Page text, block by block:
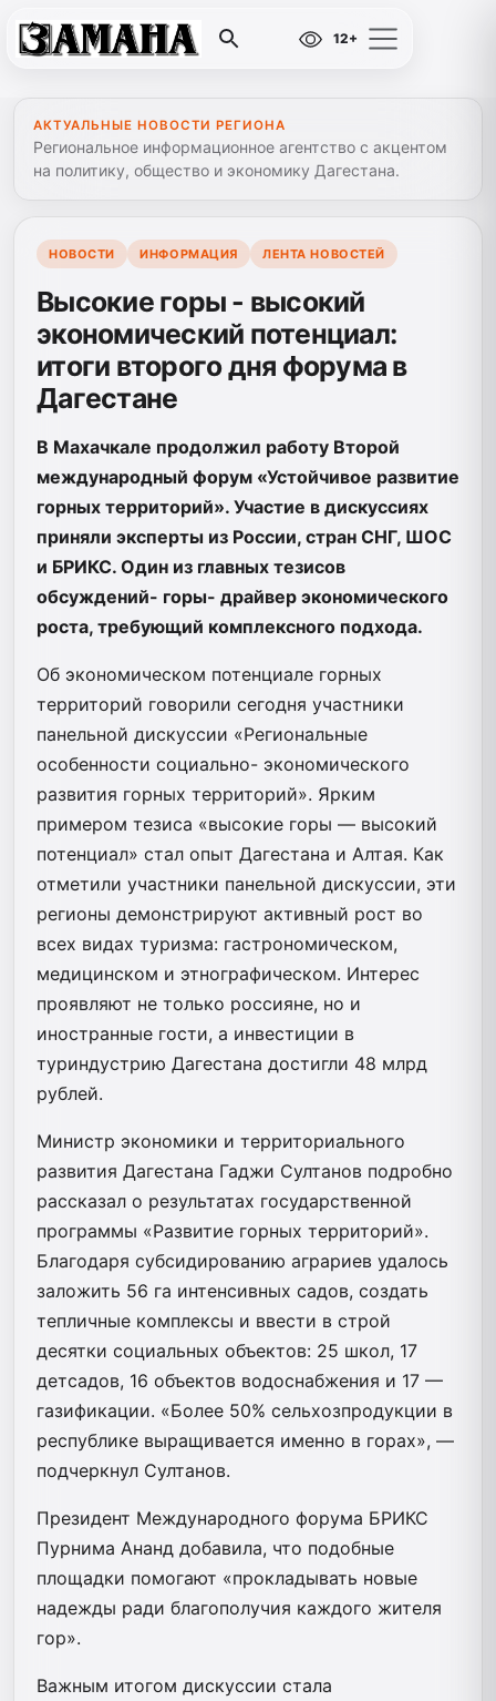
12+
АКТУАЛЬНЫЕ НОВОСТИ РЕГИОНА
Региональное информационное агентство с акцентом
на политику, общество и экономику Дагестана.
НОВОСТИ ИНФОРМАЦИЯ ЛЕНТА НОВОСТЕЙ
Высокие горы - высокий
экономический потенциал:
итоги второго дня форума в
Дагестане
В Махачкале продолжил работу Второй
международный форум «Устойчивое развитие
горных территорий». Участие в дискуссиях
приняли эксперты из России, стран СНГ, ШОС
и БРИКС. Один из главных тезисов
обсуждений- горы- драйвер экономического
роста, требующий комплексного подхода.
Об экономическом потенциале горных
территорий говорили сегодня участники
панельной дискуссии «Региональные
особенности социально- экономического
развития горных территорий». Ярким
примером тезиса «высокие горы — высокий
потенциал» стал опыт Дагестана и Алтая. Как
отметили участники панельной дискуссии, эти
регионы демонстрируют активный рост во
всех видах туризма: гастрономическом,
медицинском и этнографическом. Интерес
проявляют не только россияне, но и
иностранные гости, а инвестиции в
туриндустрию Дагестана достигли 48 млрд
рублей.
Министр экономики и территориального
развития Дагестана Гаджи Султанов подробно
рассказал о результатах государственной
программы «Развитие горных территорий».
Благодаря субсидированию аграриев удалось
заложить 56 га интенсивных садов, создать
тепличные комплексы и ввести в строй
десятки социальных объектов: 25 школ, 17
детсадов, 16 объектов водоснабжения и 17 —
газификации. «Более 50% сельхозпродукции в
республике выращивается именно в горах», —
подчеркнул Султанов.
Президент Международного форума БРИКС
Пурнима Ананд добавила, что подобные
площадки помогают «прокладывать новые
надежды ради благополучия каждого жителя
гор».
Важным итогом дискуссии стала